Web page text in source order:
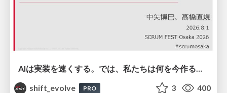
AIは実装を速くする。では、私たちは何を今作るべきか？－立場を越えてリリースに向き合ったチーム開発の実践 / 20260801 Hiromi Nakaya and Naoki Takahashi
shift_evolve
PRO 3 400